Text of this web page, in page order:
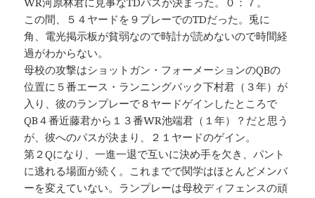
この間、５４ヤードを９プレーでのTDだった。兎に
角、電光掲示板が貧弱なので時計が読めないので時間経
過がわからない。
母校の攻撃はショットガン・フォーメーションのQBの
位置に５番エース・ランニングバック下村君（３年）が
入り、彼のランプレーで８ヤードゲインしたところで
QB４番近藤君から１３番WR池端君（１年）？だと思う
が、彼へのパスが決まり、２１ヤードのゲイン。
第２Qになり、一進一退で互いに決め手を欠き、パント
に逃れる場面が続く。これまでで関学はほとんどメンバ
ーを変えていない。ランプレーは母校ディフェンスの頑